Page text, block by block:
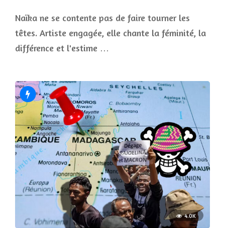
Naïka ne se contente pas de faire tourner les
têtes. Artiste engagée, elle chante la féminité, la
différence et l'estime …
4.0K